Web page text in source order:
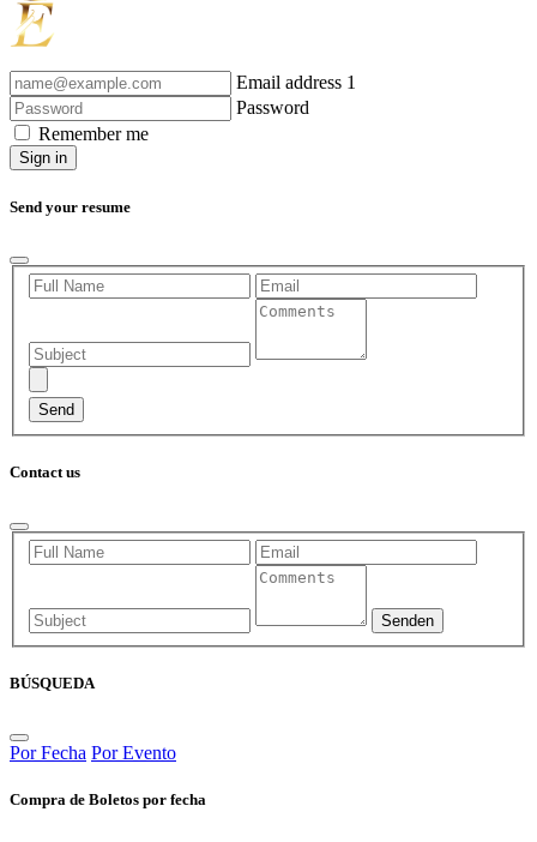
Email address 1
Password
Remember me
Sign in
Send your resume
Contact us
BÚSQUEDA
Por Fecha Por Evento
Compra de Boletos por fecha